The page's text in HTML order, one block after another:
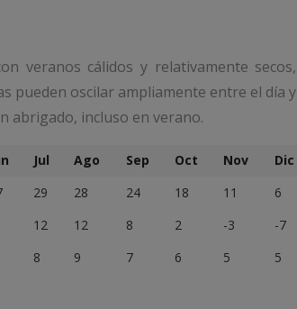
veranos cálidos y relativamente
pueden oscilar ampliamente entre el día
abrigado, incluso en verano.
Jul Ago Sep Oct Nov
Dic
29 28 24 18 11
6
12 12 8 2 -3
-7
8 9 7 6 5 5